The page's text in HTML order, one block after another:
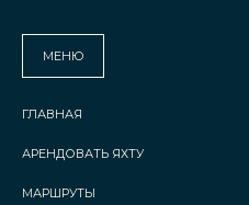
АРЕНДОВАТЬ ЯХТУ
ГЛАВНАЯ
МАРШРУТЫ
МЕНЮ